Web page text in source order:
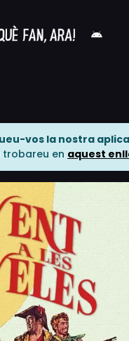
vos la nostra
trobareu en aquest